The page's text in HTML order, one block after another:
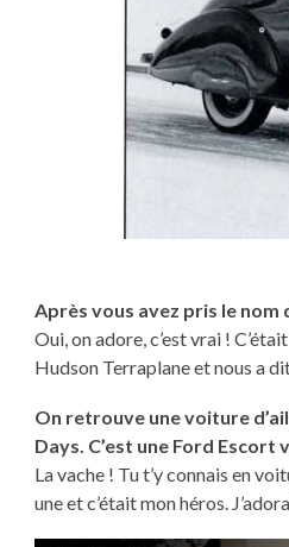
Après vous avez pris le nom
Oui, on adore, c’est vrai !
Hudson Terraplane et nous a
On retrouve une voiture
Days. C’est une Ford Escort
La vache ! Tu t’y connais en
une et c’était mon héros.